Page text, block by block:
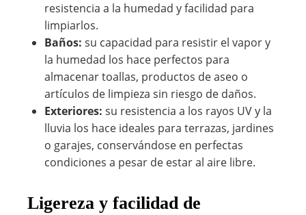
resistencia a la humedad y facilidad para
limpiarlos.
Baños: su capacidad para resistir el vapor y
la humedad los hace perfectos para
almacenar toallas, productos de aseo o
artículos de limpieza sin riesgo de daños.
Exteriores: su resistencia a los rayos UV y la
lluvia los hace ideales para terrazas, jardines
o garajes, conservándose en perfectas
condiciones a pesar de estar al aire libre.
Ligereza y facilidad de